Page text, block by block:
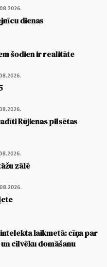
dienas
šodien ir realitāte
Rūjienas pilsētas
zālē
laikmetā: cīņa par
cilvēku domāšanu